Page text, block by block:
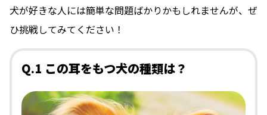
犬が好きな人には簡単な問題ばかりかもしれませんが、ぜ
ひ挑戦してみてください！
Q.1 この耳をもつ犬の種類は？